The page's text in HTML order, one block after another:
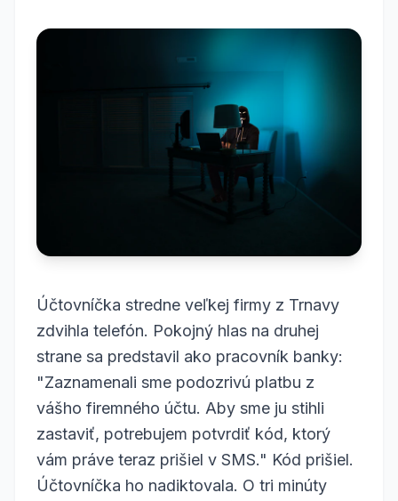
Účtovníčka stredne veľkej firmy z Trnavy
zdvihla telefón. Pokojný hlas na druhej
strane sa predstavil ako pracovník banky:
"Zaznamenali sme podozrivú platbu z
vášho firemného účtu. Aby sme ju stihli
zastaviť, potrebujem potvrdiť kód, ktorý
vám práve teraz prišiel v SMS." Kód prišiel.
Účtovníčka ho nadiktovala. O tri minúty